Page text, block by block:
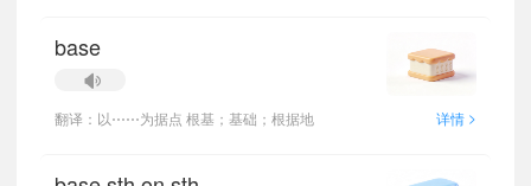
base
翻译：以⋯⋯为据点 根基；基础；根据地 详情 >